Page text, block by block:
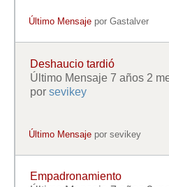
Último Mensaje porGastalver
Deshaucio tardió
Último Mensaje 7 años 2
por sevikey
Último Mensaje porsevikey
Empadronamiento